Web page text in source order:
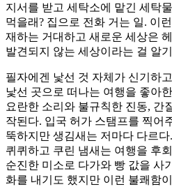
지서를 받고 세탁소에 맡긴 세탁
먹을래? 집으로 전화 거는 일. 이
재하는 거대하고 새로운 세상은
발견되지 않는 세상이라는 걸 알
필자에겐 낯선 것 자체가 신기하
낯선 곳으로 떠나는 여행을 좋아
요란한 소리와 불규칙한 진동, 간
작된다. 입국 허가 스탬프를 찍어
뚝하지만 생김새는 저마다 다르
퀴퀴하고 쿠린 냄새는 여행을 후
순진한 미소로 다가와 빵 값을 사
화를 내기도 했지만 이런 불쾌함